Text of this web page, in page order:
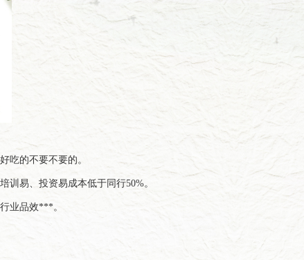
的不要不要的。
易、投资易成本低于同行50%。
业品效***。